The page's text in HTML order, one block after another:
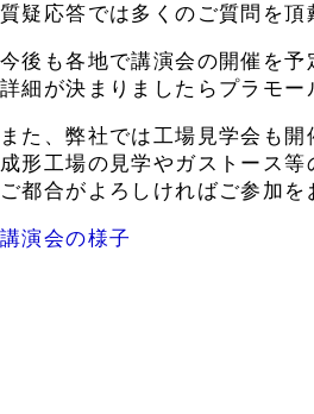
質疑応答では多くのご質問を頂
今後も各地で講演会の開催を予
詳細が決まりましたらプラモ
また、弊社では工場見学会も開
成形工場の見学やガストース
ご都合がよろしければご参加を
講演会の様子